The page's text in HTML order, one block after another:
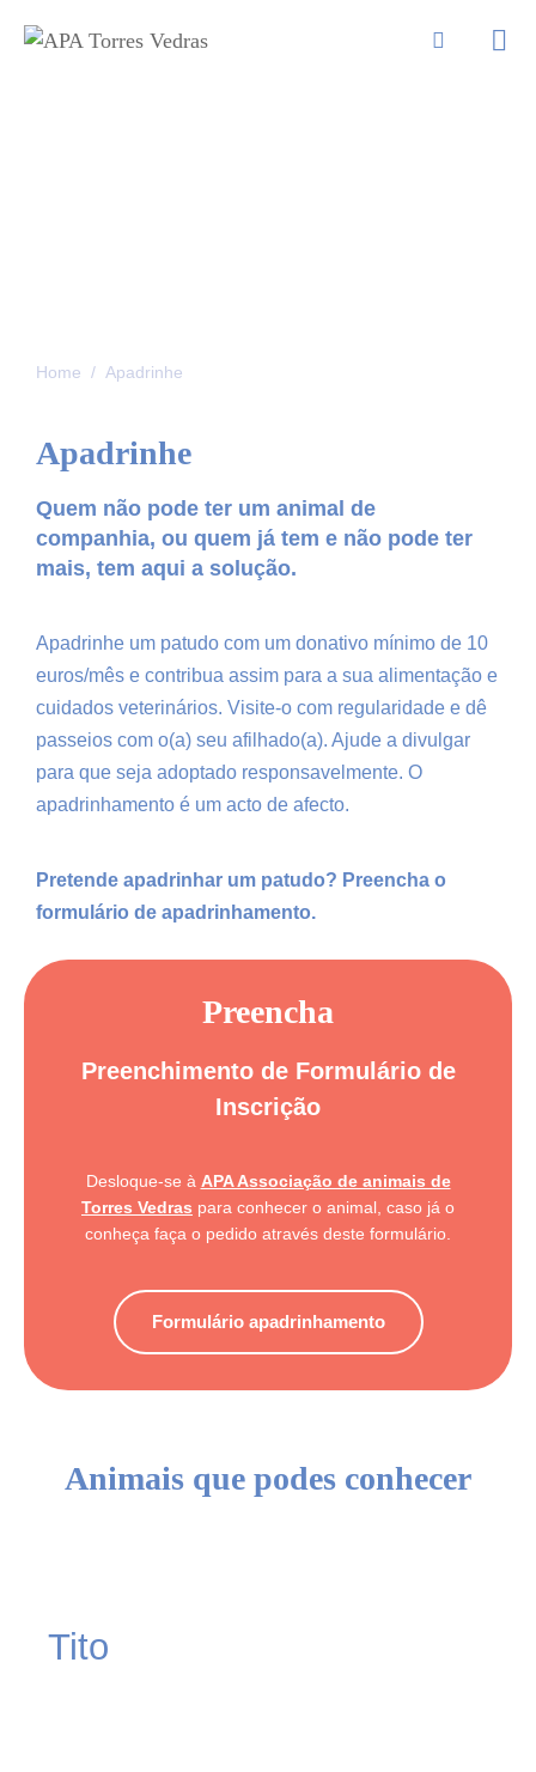
Home Apadrinhe
Apadrinhe
Quem não pode ter um animal de
companhia, ou quem já tem e não pode ter
mais, tem aqui a solução.
Apadrinhe um patudo com um donativo mínimo de 10
euros/mês e contribua assim para a sua alimentação e
cuidados veterinários. Visite-o com regularidade e dê
passeios com o(a) seu afilhado(a). Ajude a divulgar
para que seja adoptado responsavelmente. O
apadrinhamento é um acto de afecto.
Pretende apadrinhar um patudo? Preencha o
formulário de apadrinhamento.
Preencha
Preenchimento de Formulário de
Inscrição
Desloque-se à APA Associação de animais de
Torres Vedras para conhecer o animal, caso já o
conheça faça o pedido através deste formulário.
Formulário apadrinhamento
Animais que podes conhecer
Tito